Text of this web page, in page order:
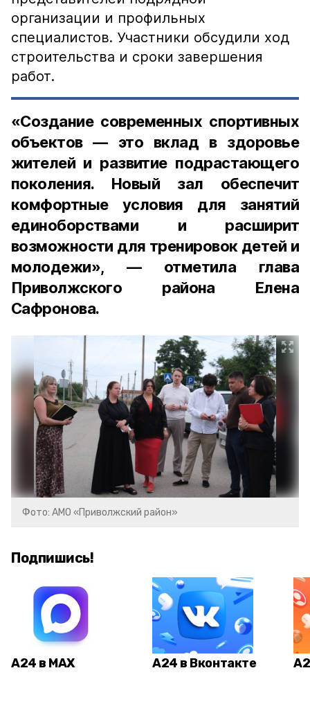
организации и профильных
специалистов. Участники обсудили ход
строительства и сроки завершения
работ.
«Создание современных спортивных
объектов — это вклад в здоровье
жителей и развитие подрастающего
поколения. Новый зал обеспечит
комфортные условия для занятий
единоборствами и расширит
возможности для тренировок детей и
молодежи», — отметила глава
Приволжского района Елена
Сафронова.
Фото: АМО «Приволжский район»
Подпишись!
А24 в MAX А24 в Вконтакте